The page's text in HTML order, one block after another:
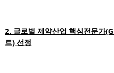
2. 글로벌 제약산업 핵심전문가
트) 선정